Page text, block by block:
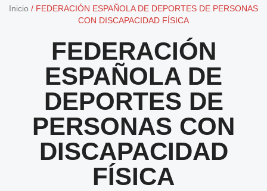
Inicio / FEDERACIÓN ESPAÑOLA DE DEPORTES DE PERSONAS
CON DISCAPACIDAD FÍSICA
FEDERACIÓN
ESPAÑOLA DE
DEPORTES DE
PERSONAS CON
DISCAPACIDAD
FÍSICA